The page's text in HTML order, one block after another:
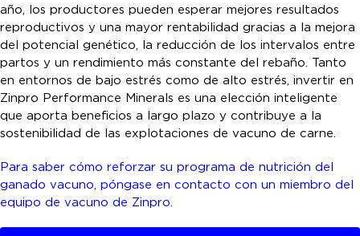
año, los productores pueden esperar mejores resultados
reproductivos y una mayor rentabilidad gracias a la mejora
del potencial genético, la reducción de los intervalos entre
partos y un rendimiento más constante del rebaño. Tanto
en entornos de bajo estrés como de alto estrés, invertir en
Zinpro Performance Minerals es una elección inteligente
que aporta beneficios a largo plazo y contribuye a la
sostenibilidad de las explotaciones de vacuno de carne.
Para saber cómo reforzar su programa de nutrición del
ganado vacuno, póngase en contacto con un miembro del
equipo de vacuno de Zinpro.